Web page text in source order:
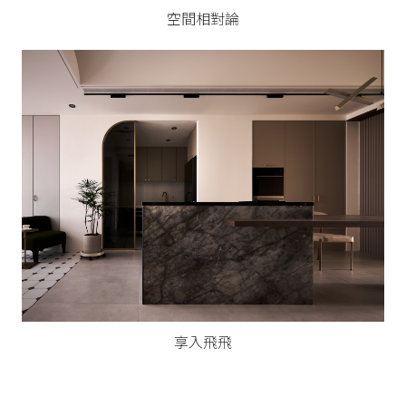
空間相對論
享入飛飛